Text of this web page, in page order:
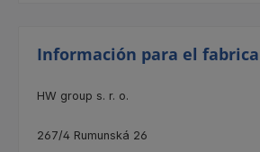
Información para el
HW group s. r. o.
267/4 Rumunská 26